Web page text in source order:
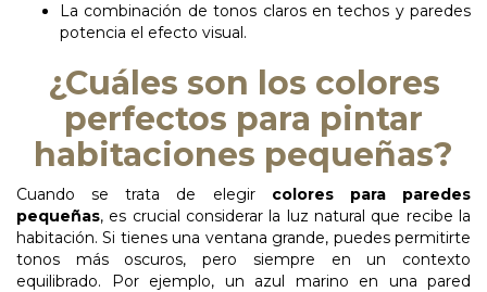
La combinación de tonos claros en techos y paredes
potencia el efecto visual.
¿Cuáles son los colores
perfectos para pintar
habitaciones pequeñas?
Cuando se trata de elegir colores para paredes
pequeñas, es crucial considerar la luz natural que recibe la
habitación. Si tienes una ventana grande, puedes permitirte
tonos más oscuros, pero siempre en un contexto
equilibrado. Por ejemplo, un azul marino en una pared